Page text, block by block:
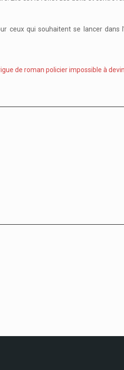
ceux qui souhaitent se lancer dans
de roman policier impossible à